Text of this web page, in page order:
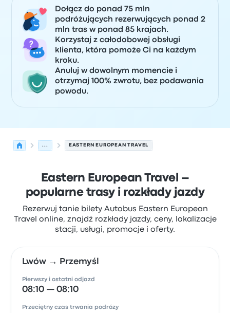
Dołącz do ponad 75 mln
podróżujących rezerwujących ponad 2
mln tras w ponad 85 krajach.
Korzystaj z całodobowej obsługi
klienta, która pomoże Ci na każdym
kroku.
Anuluj w dowolnym momencie i
otrzymaj 100% zwrotu, bez podawania
powodu.
... EASTERN EUROPEAN TRAVEL
Eastern European Travel –
popularne trasy i rozkłady jazdy
Rezerwuj tanie bilety Autobus Eastern European
Travel online, znajdź rozkłady jazdy, ceny, lokalizacje
stacji, usługi, promocje i oferty.
Lwów → Przemyśl
Pierwszy i ostatni odjazd
08:10 — 08:10
Przeciętny czas trwania podróży